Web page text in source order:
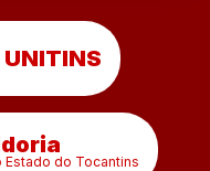
Estado do Tocantins